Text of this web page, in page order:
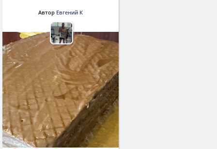
Автор Евгений К